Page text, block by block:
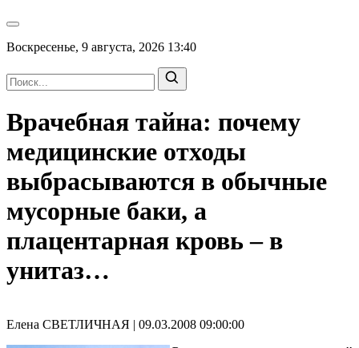
Воскресенье, 9 августа, 2026 13:40
Врачебная тайна: почему
медицинские отходы
выбрасываются в обычные
мусорные баки, а
плацентарная кровь – в
унитаз…
Елена СВЕТЛИЧНАЯ | 09.03.2008 09:00:00